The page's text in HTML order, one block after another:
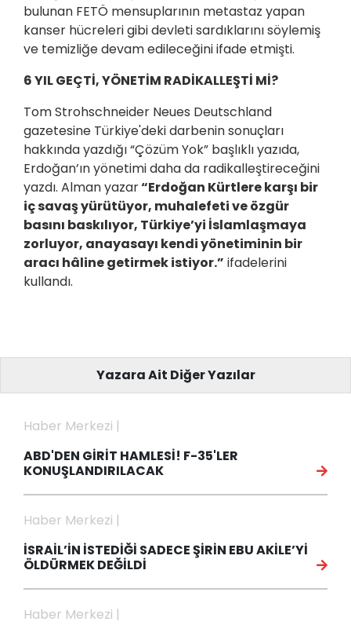
bulunan FETÖ mensuplarının metastaz yapan
kanser hücreleri gibi devleti sardıklarını söylemiş
ve temizliğe devam edileceğini ifade etmişti.
6 YIL GEÇTİ, YÖNETİM RADİKALLEŞTİ Mİ?
Tom Strohschneider Neues Deutschland
gazetesine Türkiye'deki darbenin sonuçları
hakkında yazdığı “Çözüm Yok” başlıklı yazıda,
Erdoğan’ın yönetimi daha da radikalleştireceğini
yazdı. Alman yazar“Erdoğan Kürtlere karşı bir
iç savaş yürütüyor, muhalefeti ve özgür
basını baskılıyor, Türkiye’yi İslamlaşmaya
zorluyor, anayasayı kendi yönetiminin bir
aracı hâline getirmek istiyor.” ifadelerini
kullandı.
Yazara Ait Diğer Yazılar
Haber Merkezi |
ABD'DEN GİRİT HAMLESİ! F-35'LER
KONUŞLANDIRILACAK
Haber Merkezi |
İSRAİL’İN İSTEDİĞİ SADECE ŞİRİN EBU AKİLE’Yİ
ÖLDÜRMEK DEĞİLDİ
Haber Merkezi |